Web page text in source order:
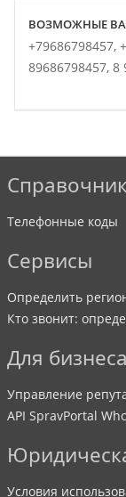
ВОЗМОЖНЫЕ
+79686798457,
89686798457, 8
Телефонные коды
Сервисы
Определить
Кто звонит:
Для бизнеса
Управление
API SpravPortal
Условия